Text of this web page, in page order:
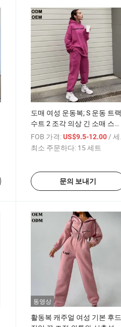
도매 여성 운동복; S 운동 트랙
수트 2 조각 의상 긴 소매 스웻
수트 조거 팬츠 세트
FOB 가격: US$9.5-12.00/ 세트
최소 주문하다: 15 세트
문의 보내기
동영상
활동복 캐주얼 여성 기본 후드